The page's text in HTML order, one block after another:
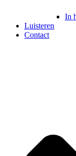
In
Luisteren
Contact